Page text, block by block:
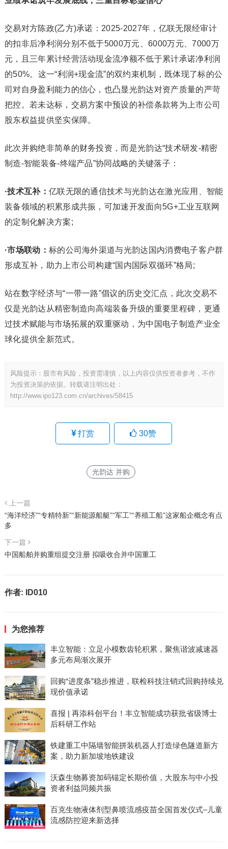
交易对方陈政(乙方)承诺：2025-2027年，亿联无限经审计
的扣非后净利润分别不低于5000万元、6000万元、7000万
元，且三年累计经营活动现金流净额不低于累计承诺净利润
的50%。这一“利润+现金流”的双约束机制，既体现了标的公
司对自身盈利能力的信心，也凸显光韵达对资产质量的严苛
把控。若未达标，交易方案中预设的补偿条款将为上市公司
股东权益提供坚实保障。
此次并购绝非简单的财务投资，而是光韵达“技术研发-精密
制造-智能装备-终端产品”协同战略的关键落子：
·技术互补： 亿联无限的通信技术与光韵达在激光应用、智能
装备领域的积累形成共振，可加速开发面向5G+工业互联网
的定制化解决方案;
·市场联动： 标的公司海外渠道与光韵达国内消费电子客户群
形成互补，助力上市公司构建“国内国际双循环”格局;
站在数字经济与“一带一路”倡议的历史交汇点，此次交易不
仅是光韵达从精密制造向高端装备升级的重要里程碑，更通
过技术赋能与市场拓展的双重驱动，为中国电子制造产业全
球化提供全新范式。
风险提示：股市有风险，投资需谨慎，以上内容仅供投资者参考，不作
为投资决策的依据。转载请注明出处：
http://www.ipo123.com.cn/archives/58415
打赏 30赞
光韵达 并购
上一篇
“海洋经济”“专精特新”“新能源船艇”“军工”“养殖工船”这家船企概念有点
多
下一篇
中国船舶并购重组提交注册 拟吸收合并中国重工
作者: ID010
为您推荐
丰立智能：立足小模数齿轮积累，聚焦谐波减速器
多元布局渐次展开
回购“进度条”稳步推进，联检科技注销式回购持续兑
现价值承诺
喜报 | 再添科创平台！丰立智能成功获批省级博士
后科研工作站
铁建重工中隔墙智能拼装机器人打造绿色隧道新方
案，助力新加坡地铁建设
沃森生物募资加码锚定长期价值，大股东与中小投
资者利益同频共振
百克生物液体剂型鼻喷流感疫苗全国首发仪式–儿童
流感防控迎来新选择